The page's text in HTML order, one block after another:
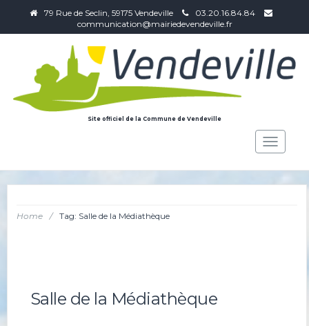
79 Rue de Seclin, 59175 Vendeville
03.20.16.84.84
communication@mairiedevendeville.fr
Site officiel de la Commune de Vendeville
Toggle
Home / Tag: Salle de la Médiathèque
Salle de la Médiathèque